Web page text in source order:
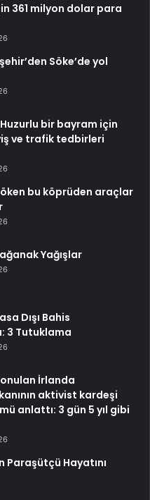
361 milyon dolar para
Söke’de yol
bir bayram için
ve trafik tedbirleri
bu köprüden araçlar
Yağışlar
Dışı Bahis
3 Tutuklama
İrlanda
aktivist kardeşi
anlattı: 3 gün 5 yıl gibi
Paraşütçü Hayatını